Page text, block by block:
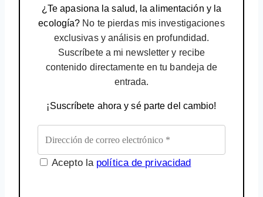
¿Te apasiona la salud, la alimentación y la
ecología? No te pierdas mis investigaciones
exclusivas y análisis en profundidad.
Suscríbete a mi newsletter y recibe
contenido directamente en tu bandeja de
entrada.
¡Suscríbete ahora y sé parte del cambio!
Acepto la política de privacidad